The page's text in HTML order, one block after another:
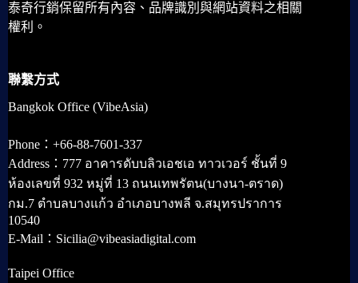
泰奇行銷保留所有內容、品牌識別與網站資料之相關
權利。
聯繫方式
Bangkok Office (VibeAsia)
Phone：+66-88-7601-337
Address：777 อาคารดับบลิวเอชเอ ทาวเวอร์ ชั้นที่ 9
ห้องเลขที่ 932 หมู่ที่ 13 ถนนเทพรัตน(บางนา-ตราด)
กม.7 ตำบลบางแก้ว อำเภอบางพลี จ.สมุทรปราการ
10540
E-Mail：Sicilia@vibeasiadigital.com
Taipei Office